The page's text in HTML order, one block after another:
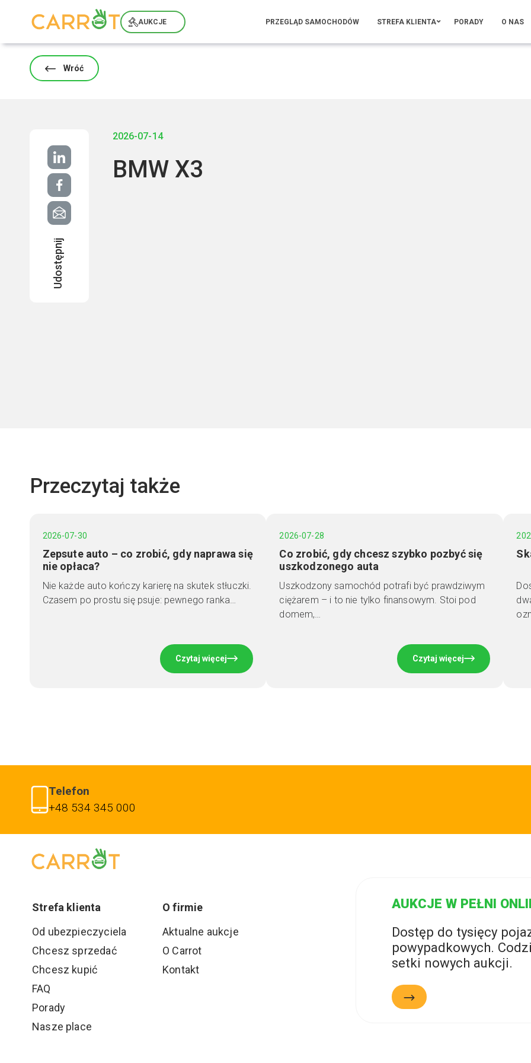
AUKCJE PRZEGLĄD SAMOCHODÓW STREFA KLIENTA PORADY O NAS
Wróć
2026-07-14
BMW X3
Przeczytaj także
2026-07-30
Zepsute auto – co zrobić, gdy naprawa się
nie opłaca?
Nie każde auto kończy karierę na skutek stłuczki.
Czasem po prostu się psuje: pewnego ranka…
Czytaj więcej
2026-07-28
Co zrobić, gdy chcesz szybko pozbyć się
uszkodzonego auta
Uszkodzony samochód potrafi być prawdziwym
ciężarem – i to nie tylko finansowym. Stoi pod
domem,…
Czytaj więcej
Telefon
+48 534 345 000
Strefa klienta
O firmie
Od ubezpieczyciela
Chcesz sprzedać
Chcesz kupić
FAQ
Porady
Nasze place
Aktualne aukcje
O Carrot
Kontakt
AUKCJE W PEŁNI
Dostęp do tysięcy
powypadkowych.
setki nowych aukcji.